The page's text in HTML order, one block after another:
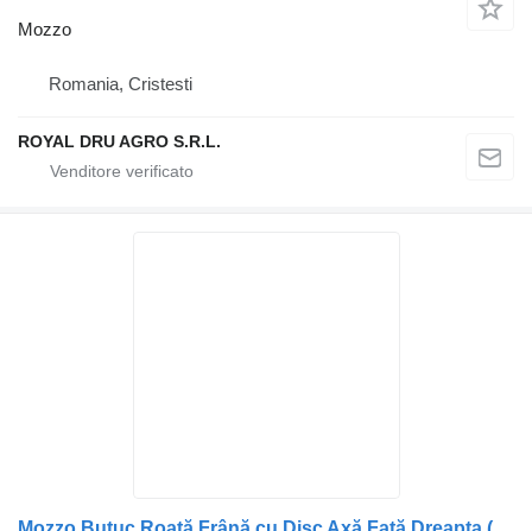
Mozzo
Romania, Cristesti
ROYAL DRU AGRO S.R.L.